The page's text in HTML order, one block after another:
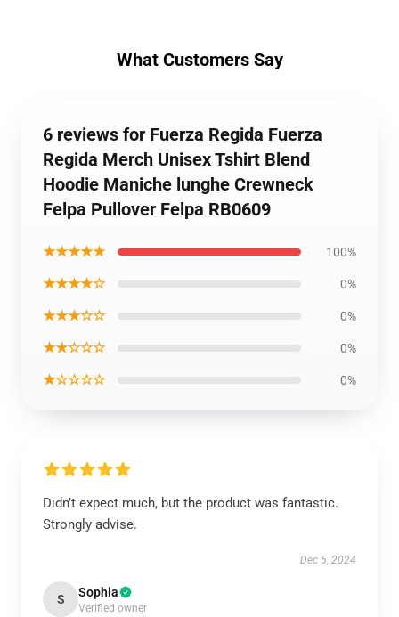
What Customers Say
6 reviews for Fuerza Regida Fuerza
Regida Merch Unisex Tshirt Blend
Hoodie Maniche lunghe Crewneck
Felpa Pullover Felpa RB0609
★★★★★ 100%
★★★★☆ 0%
★★★☆☆ 0%
★★☆☆☆ 0%
★☆☆☆☆ 0%
Didn’t expect much, but the product was fantastic.
Strongly advise.
Dec 5, 2024
S Sophia
Verified owner